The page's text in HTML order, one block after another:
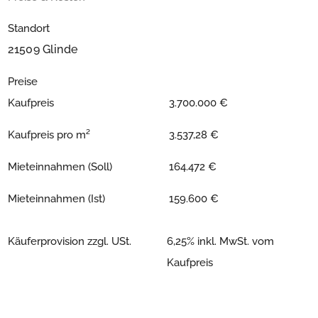
Standort
21509 Glinde
Preise
Kaufpreis
3.700.000 €
Kaufpreis pro m² 3.537,28 €
Mieteinnahmen (Soll) 164.472 €
Mieteinnahmen (Ist) 159.600 €
Käuferprovision zzgl. USt.
6,25% inkl. MwSt. vom
Kaufpreis